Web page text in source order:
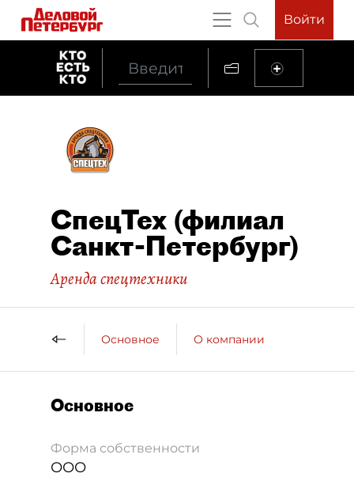
Войти
СпецТех (филиал
Санкт-Петербург)
Аренда спецтехники
Основное О компании
Основное
Форма собственности
ООО